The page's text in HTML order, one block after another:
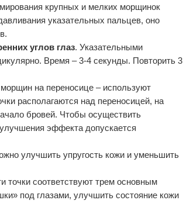
крупных и мелких морщинок
указательных пальцев, оно
углов глаз. Указательными
Время – 3-4 секунды. Повторить 3
на переносице – используют
располагаются над переносицей, на
бровей. Чтобы осуществить
эффекта допускается
улучшить упругость кожи и уменьшить
точки соответствуют трем основным
под глазами, улучшить состояние кожи